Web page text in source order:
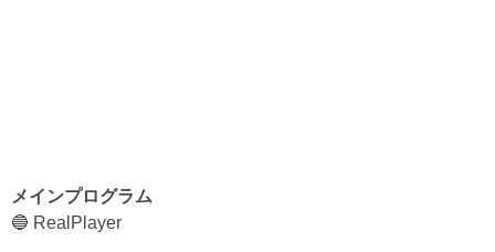
メインプログラム
🔵 RealPlayer